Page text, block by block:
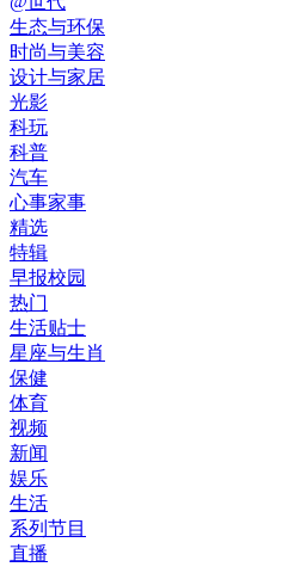
生态与环保
时尚与美容
设计与家居
光影
科玩
科普
汽车
心事家事
精选
特辑
早报校园
热门
生活贴士
星座与生肖
保健
体育
视频
新闻
娱乐
生活
系列节目
直播